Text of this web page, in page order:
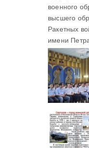
военного
высшего
Ракетных
имени